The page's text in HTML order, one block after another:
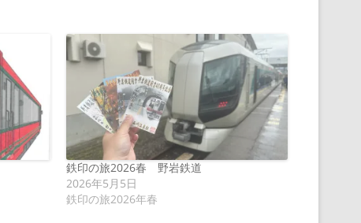
鉄印の旅2026春 野岩鉄道
2026年5月5日
鉄印の旅2026年春